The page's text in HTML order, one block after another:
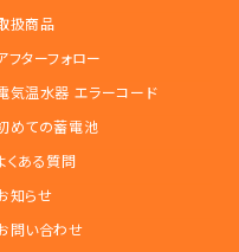
扱商品
フターフォロー
気温水器 エラーコード
めての蓄電池
くある質問
知らせ
問い合わせ